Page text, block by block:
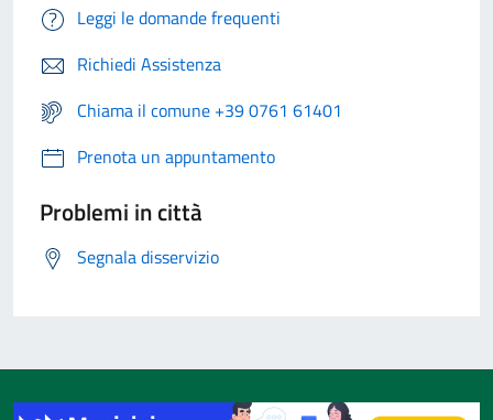
Leggi le domande frequenti
Richiedi Assistenza
Chiama il comune +39 0761 61401
Prenota un appuntamento
Problemi in città
Segnala disservizio